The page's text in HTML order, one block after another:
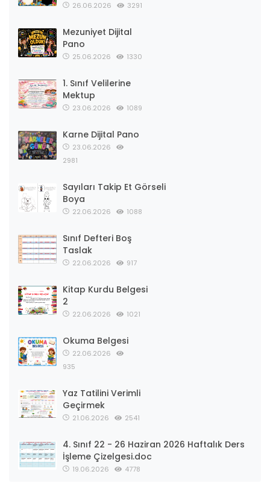
26.06.2026 3291
Mezuniyet Dijital
Pano
25.06.2026 1330
1. Sınıf Velilerine
Mektup
23.06.2026 1089
Karne Dijital Pano
23.06.2026
2981
Sayıları Takip Et Görseli
Boya
22.06.2026 1088
Sınıf Defteri Boş
Taslak
22.06.2026 917
Kitap Kurdu Belgesi
2
22.06.2026 1021
Okuma Belgesi
22.06.2026
935
Yaz Tatilini Verimli
Geçirmek
21.06.2026 2541
4. Sınıf 22 - 26 Haziran 2026 Haftalık Ders
İşleme Çizelgesi.doc
19.06.2026 4778